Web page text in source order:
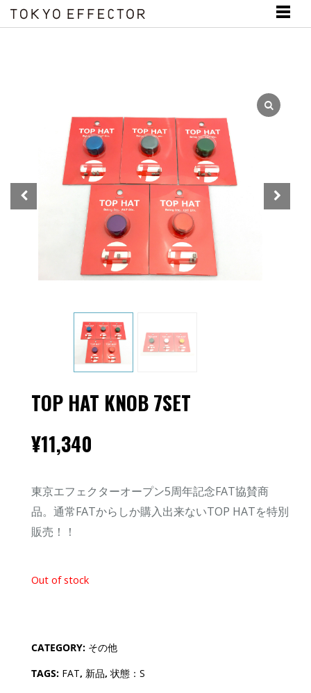
TOP HAT KNOB 7SET
¥11,340
東京エフェクターオープン5周年記念FAT協賛商
品。通常FATからしか購入出来ないTOP HATを特別
販売！！
Out of stock
CATEGORY: その他
TAGS: FAT, 新品, 状態：S